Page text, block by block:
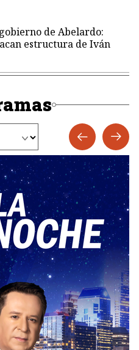
de Abelardo:
estructura de Iván